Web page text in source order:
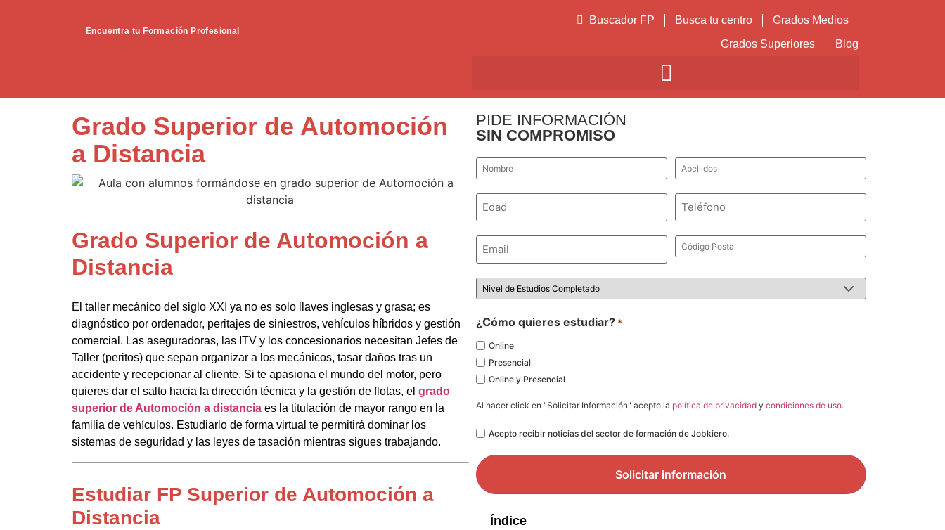
Encuentra tu Formación Profesional
Buscador FP Busca tu centro
Grados Medios
Grados Superiores
Blog
Grado Superior de Automoción
a Distancia
Grado Superior de Automoción a
Distancia
El taller mecánico del siglo XXI ya no es solo llaves inglesas y grasa; es
diagnóstico por ordenador, peritajes de siniestros, vehículos híbridos y gestión
comercial. Las aseguradoras, las ITV y los concesionarios necesitan Jefes de
Taller (peritos) que sepan organizar a los mecánicos, tasar daños tras un
accidente y recepcionar al cliente. Si te apasiona el mundo del motor, pero
quieres dar el salto hacia la dirección técnica y la gestión de flotas, el grado
superior de Automoción a distancia es la titulación de mayor rango en la
familia de vehículos. Estudiarlo de forma virtual te permitirá dominar los
sistemas de seguridad y las leyes de tasación mientras sigues trabajando.
Estudiar FP Superior de Automoción a
Distancia
PIDE INFORMACIÓN
SIN COMPROMISO
Nombre Apellidos
*
Número Teléfono
Email
Código
Postal
Nivel
de
¿Cómo quieres estudiar? *
Online
Presencial
Online y Presencial
Al hacer click en "Solicitar Información" acepto la política de privacidad y condiciones de uso.
LegalAcepto recibir noticias del sector de formación de Jobkiero.
Índice